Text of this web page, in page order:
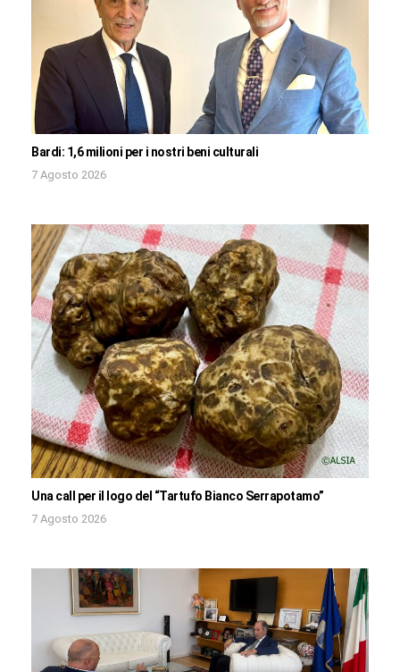
Bardi: 1,6 milioni per i nostri beni culturali
7 Agosto 2026
Una call per il logo del “Tartufo Bianco Serrapotamo”
7 Agosto 2026